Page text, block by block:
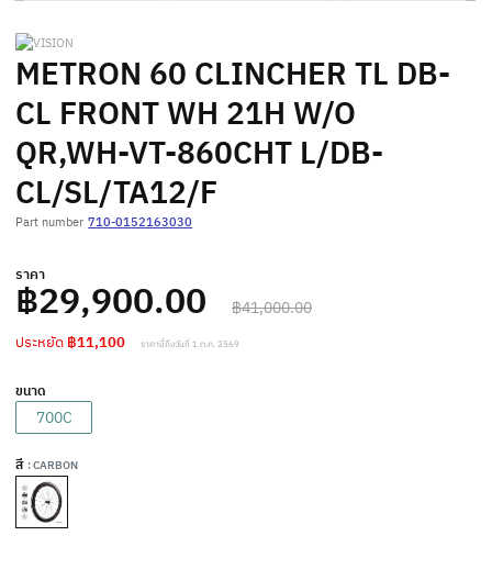
METRON 60 CLINCHER TL DB-
CL FRONT WH 21H W/O
QR,WH-VT-860CHT L/DB-
CL/SL/TA12/F
Part number 710-0152163030
ราคา
฿29,900.00 ฿41,000.00
ประหยัด ฿11,100 ราคานี้ถึงวันที่ 1 ต.ค. 2569
ขนาด
700C
สี : CARBON